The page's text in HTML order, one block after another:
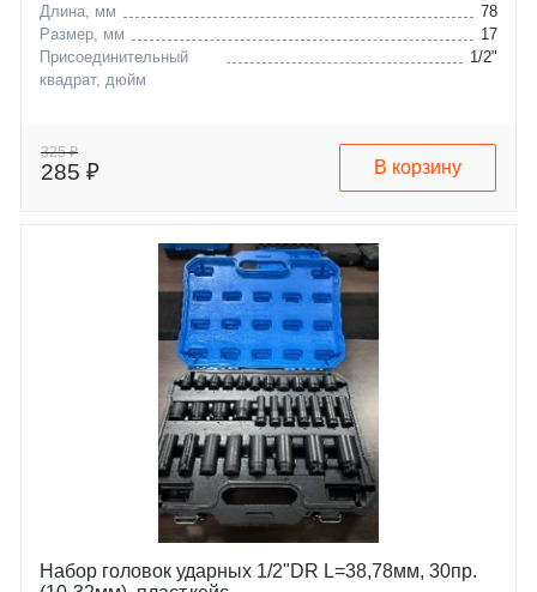
Длина, мм
78
Размер, мм
17
Присоединительный
квадрат, дюйм
1/2"
325 ₽
285 ₽ В корзину
Набор головок ударных 1/2"DR L=38,78мм, 30пр.